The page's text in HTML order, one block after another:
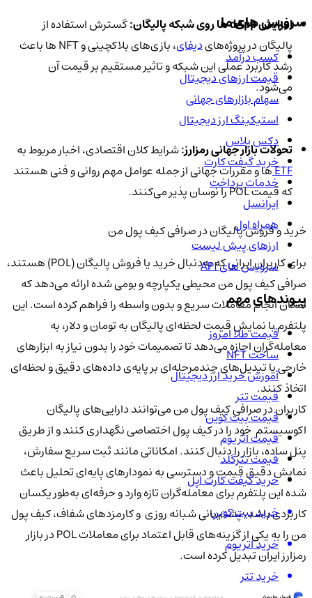
افزایش dApp ها روی شبکه پالیگان:
گسترش استفاده از
پالیگان در پروژه‌هایدیفای
، بازی‌های بلاکچینی و NFT ها باعث
رشد کاربرد عملی این شبکه و تاثیر مستقیم بر قیمت آن
می‌شود.
تحولات بازار جهانی رمزارز:شرایط کلان اقتصادی، اخبار مربوط به
ETFها و مقررات جهانی از جمله عوامل مهم روانی و فنی هستند
که قیمت POL را نوسان‌ پذیر می‌کنند.
خرید و فروش پالیگان در صرافی کیف پول من
برای کاربران ایرانی که به‌دنبال خرید یا فروش پالیگان (POL) هستند،
صرافی کیف پول من محیطی یکپارچه و بومی‌ شده ارائه می‌دهد که
امکان انجام معاملات سریع و بدون واسطه را فراهم کرده است. این
پلتفرم با نمایش قیمت لحظه‌ای پالیگان به تومان و دلار، به
معامله‌گران اجازه می‌دهد تا تصمیمات خود را بدون نیاز به ابزارهای
خارجی یا تبدیل‌های چندمرحله‌ای بر پایه‌ی داده‌های دقیق و لحظه‌ای
اتخاذ کنند.
کاربران در صرافی کیف پول من می‌توانند دارایی‌های پالیگان
اکوسیستم خود را در کیف پول اختصاصی نگهداری کنند و از طریق
پنل ساده، بازار را دنبال کنند. امکاناتی مانند ثبت سریع سفارش،
نمایش دقیق قیمت و دسترسی به نمودارهای پایه‌ای تحلیل باعث
شده این پلتفرم برای معامله‌گران تازه‌ وارد و حرفه‌ای به‌طور یکسان
کاربردی باشد. پشتیبانی شبانه‌ روزی و کارمزدهای شفاف، کیف پول
من را به یکی از گزینه‌های قابل‌ اعتماد برای معاملات POL در بازار
رمزارز ایران تبدیل کرده است.
سرویس های ما
کسب درآمد
قیمت ارزهای دیجیتال
سهام بازارهای جهانی
استیکینگ ارز دیجیتال
دکس پلاس
خرید گیفت کارت
خدمات پرداخت
ایرانسل
همراه اول
ارزهای پیش لیست
سرویس های API
پیوندهای مهم
قیمت طلا امروز
ساخت NFT
آموزش خرید ارز دیجیتال
قیمت تتر
قیمت بیت کوین
قیمت اتریوم
قیمت تترگلد
خرید گیفت کارت اپل
خرید بیت کوین
خرید اتریوم
خرید تتر